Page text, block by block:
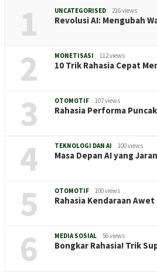
1 UNCATEGORISED 216 views
Revolusi AI: Mengubah
2 MONETISASI 112 views
10 Trik Rahasia Cepat
3 OTOMOTIF 107 views
Rahasia Performa
4 TEKNOLOGI DAN AI 100 views
Masa Depan AI yang
5 OTOMOTIF 100 views
Rahasia Kendaraan
6 MEDIA SOSIAL 56 views
Bongkar Rahasia! Trik